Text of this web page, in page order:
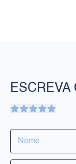
ESCREVA